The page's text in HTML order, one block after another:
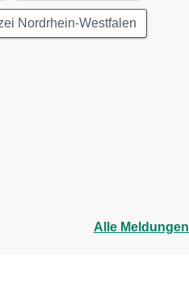
Nordrhein-Westfalen
Alle Meldungen